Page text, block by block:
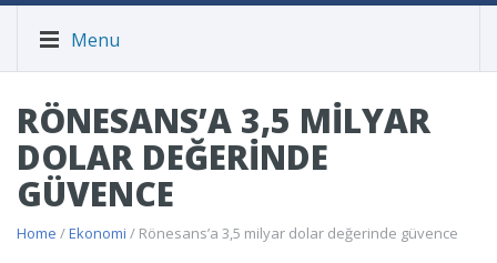
Menu
RÖNESANS’A 3,5 MILYAR
DOLAR DEĞERINDE
GÜVENCE
Home /Ekonomi / Rönesans’a 3,5 milyar dolar değerinde güvence